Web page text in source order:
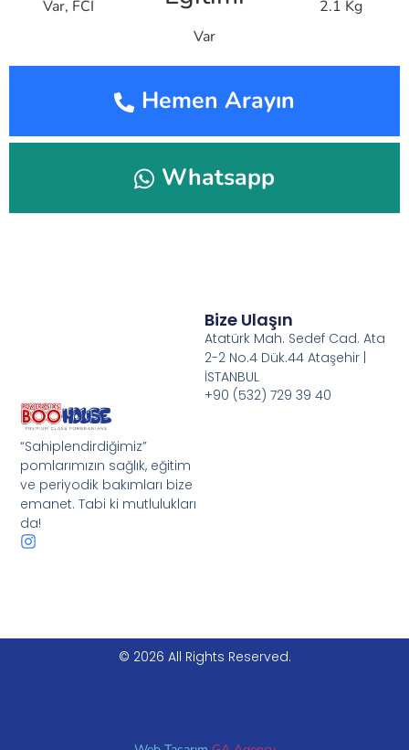
Var, FCI
Var
2.1 Kg
Hemen Arayın
Whatsapp
“Sahiplendirdiğimiz”
pomlarımızın sağlık, eğitim
ve periyodik bakımları bize
emanet. Tabi ki mutlulukları
da!
Bize Ulaşın
Atatürk Mah. Sedef Cad. Ata
2-2 No.4 Dük.44 Ataşehir |
İSTANBUL
+90 (532) 729 39 40
© 2026 All Rights Reserved.